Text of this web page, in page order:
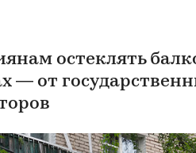
остеклять
— от